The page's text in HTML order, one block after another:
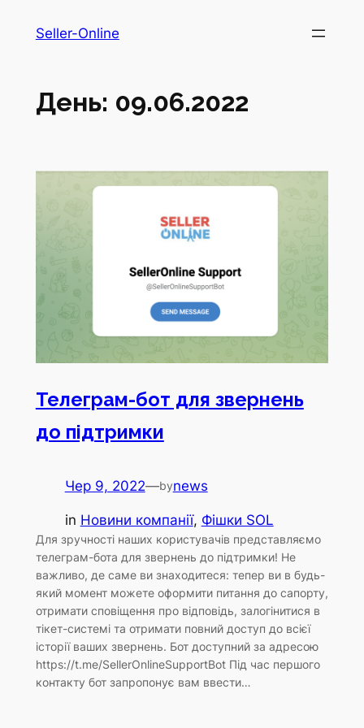
Seller-Online
День: 09.06.2022
Телеграм-бот для звернень
до підтримки
Чер 9, 2022—bynews
in Новини компанії, Фішки SOL
Для зручності наших користувачів представляємо
телеграм-бота для звернень до підтримки! Не
важливо, де саме ви знаходитеся: тепер ви в будь-
який момент можете оформити питання до сапорту,
отримати сповіщення про відповідь, залогінитися в
тікет-системі та отримати повний доступ до всієї
історії ваших звернень. Бот доступний за адресою
https://t.me/SellerOnlineSupportBot Під час першого
контакту бот запропонує вам ввести…